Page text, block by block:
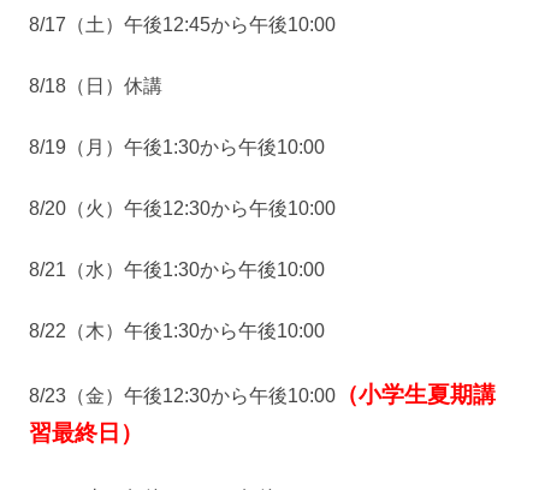
8/17（土）午後12:45から午後10:00
8/18（日）休講
8/19（月）午後1:30から午後10:00
8/20（火）午後12:30から午後10:00
8/21（水）午後1:30から午後10:00
8/22（木）午後1:30から午後10:00
8/23（金）午後12:30から午後10:00
（小学生夏期講
習最終日）